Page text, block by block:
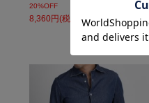
20%OFF
8,360円(税込)